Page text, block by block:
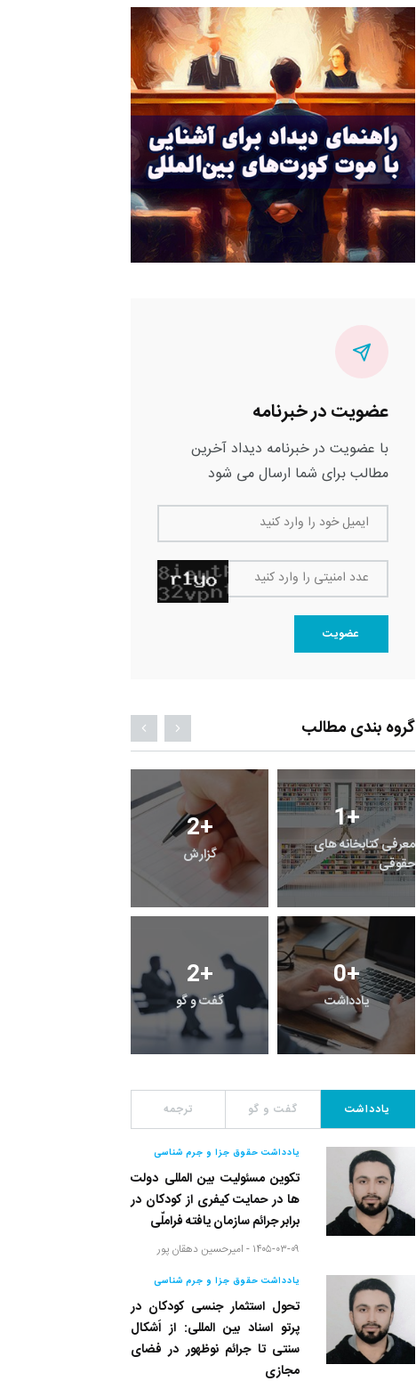
عضویت در خبرنامه
با عضویت در خبرنامه دیداد آخرین
مطالب برای شما ارسال می شود
ایمیل خود را وارد کنید
عدد امنیتی را وارد کنید
عضویت
گروه بندی مطالب
2+
گزارش
1+
معرفی کتابخانه های
حقوقی
2+
گفت و گو
0+
یادداشت
یادداشت گفت و گو ترجمه
یادداشت حقوق جزا و جرم شناسی
تکوین مسئولیت بین المللی دولت
ها در حمایت کیفری از کودکان در
برابر جرائم سازمان یافته فراملّی
۱۴۰۵-۰۳-۰۹ - امیرحسین دهقان پور
یادداشت حقوق جزا و جرم شناسی
تحول استثمار جنسی کودکان در
پرتو اسناد بین المللی: از اَشکال
سنتی تا جرائم نوظهور در فضای
مجازی